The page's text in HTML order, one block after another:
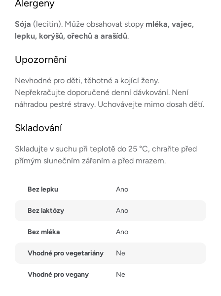
Alergeny
Sója (lecitin). Může obsahovat stopy mléka, vajec,
lepku, korýšů, ořechů a arašídů.
Upozornění
Nevhodné pro děti, těhotné a kojící ženy.
Nepřekračujte doporučené denní dávkování. Není
náhradou pestré stravy. Uchovávejte mimo dosah dětí.
Skladování
Skladujte v suchu při teplotě do 25 °C, chraňte před
přímým slunečním zářením a před mrazem.
Bez lepku Ano
Bez laktózy Ano
Bez mléka Ano
Vhodné pro vegetariány Ne
Vhodné pro vegany Ne